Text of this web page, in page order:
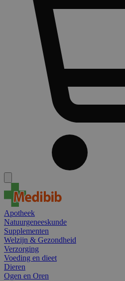
Apotheek
Natuurgeneeskunde
Supplementen
Welzijn & Gezondheid
Verzorging
Voeding en dieet
Dieren
Ogen en Oren